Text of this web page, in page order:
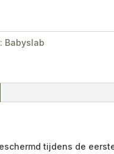
Babyslab
tijdens de